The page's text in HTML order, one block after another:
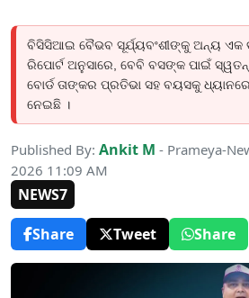
ବିସିସିଆଇ ବୈଭବ ସୂର୍ଯ୍ୟବଂଶୀଙ୍କୁ ଅନ୍ୟ ଏକ
ରିପୋର୍ଟ ଅନୁସାରେ, ବେବି ବସଙ୍କ ପାଇଁ
ବୋର୍ଡ ତାଙ୍କର ପ୍ରତିଭା ସହ ବୟସକୁ
ନେଇଛି ।
Published By: Ankit M - Prameya-
2026 11:09 AM
NEWS7
Share
Tweet Share